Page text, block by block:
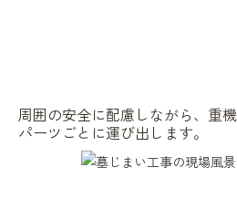
周囲の安全に配慮しながら、重
パーツごとに運び出します。